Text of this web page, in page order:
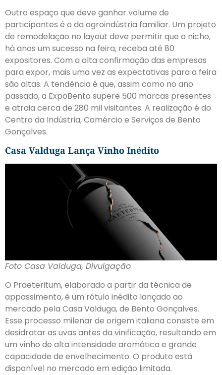
Outro espaço que deve ganhar volume de
participantes é o da agroindústria familiar. Um projeto
de remodelação no layout deve permitir que o nicho,
há anos um sucesso na feira, receba até 80
expositores. Com a alta confirmação das empresas
para expor, mais uma vez as expectativas para a feira
são altas. A tendência é que, assim como no ano
passado, a ExpoBento supere 500 marcas presentes
e atraia cerca de 280 mil visitantes. A realização é do
Centro da Indústria, Comércio e Serviços de Bento
Gonçalves.
Casa Valduga Lança Vinho Inédito
Foto Casa Valduga, Divulgação
O Praeteritum, elaborado a partir da técnica de
appassimento, é um rótulo inédito lançado ao
mercado pela Casa Valduga, de Bento Gonçalves.
Esse processo milenar de origem italiana consiste em
desidratar as uvas antes da vinificação, resultando em
um vinho de alta intensidade aromática e grande
capacidade de envelhecimento. O produto está
disponível no mercado em edição limitada.